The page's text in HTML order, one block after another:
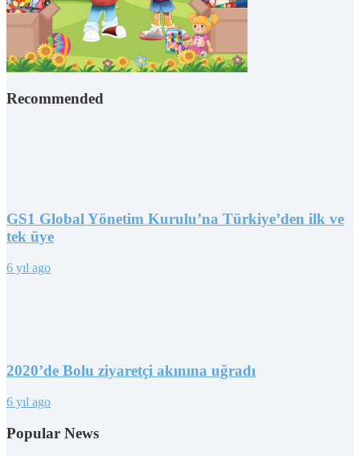
Recommended
GS1 Global Yönetim Kurulu’na Türkiye’den ilk ve
tek üye
6 yıl ago
2020’de Bolu ziyaretçi akınına uğradı
6 yıl ago
Popular News